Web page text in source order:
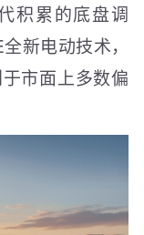
积累的底盘调
新电动技术，
市面上多数偏